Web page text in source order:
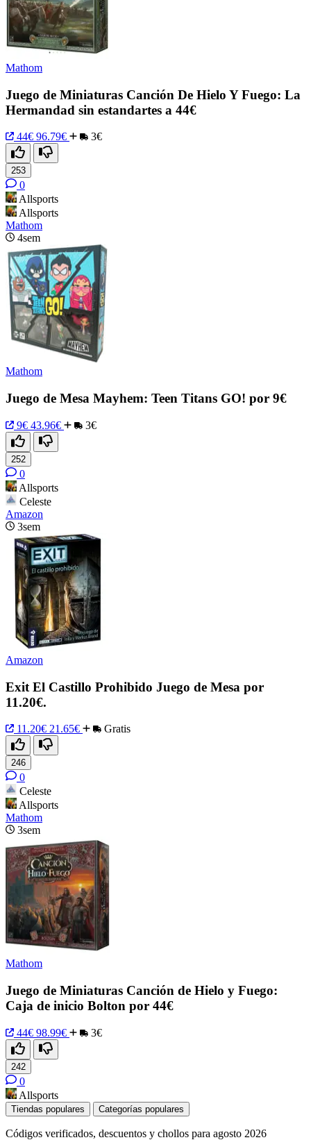
Mathom
Juego de Miniaturas Canción De Hielo Y Fuego: La
Hermandad sin estandartes a 44€
44€ 96.79€ 3€
253
0
Allsports
Allsports
Mathom
4sem
Mathom
Juego de Mesa Mayhem: Teen Titans GO! por 9€
9€ 43.96€ 3€
252
0
Allsports
Celeste
Amazon
3sem
Amazon
Exit El Castillo Prohibido Juego de Mesa por
11.20€.
11.20€ 21.65€ Gratis
246
0
Celeste
Allsports
Mathom
3sem
Mathom
Juego de Miniaturas Canción de Hielo y Fuego:
Caja de inicio Bolton por 44€
44€ 98.99€ 3€
242
0
Allsports
Tiendas populares Categorías populares
Códigos verificados, descuentos y chollos para agosto 2026